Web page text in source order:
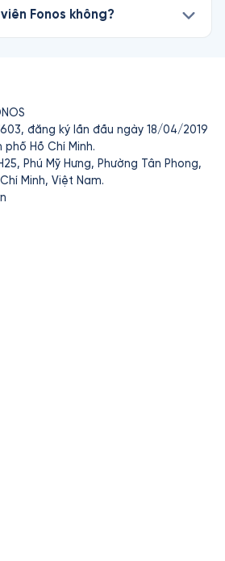
Fonos không?
đăng ký lần đầu ngày 18/04/2019
Hồ Chí Minh.
Phú Mỹ Hưng, Phường Tân Phong,
Minh, Việt Nam.